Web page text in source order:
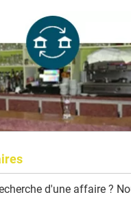
d'une affaire ?